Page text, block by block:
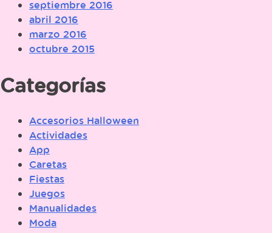
septiembre 2016
abril 2016
marzo 2016
octubre 2015
Categorías
Accesorios Halloween
Actividades
App
Caretas
Fiestas
Juegos
Manualidades
Moda